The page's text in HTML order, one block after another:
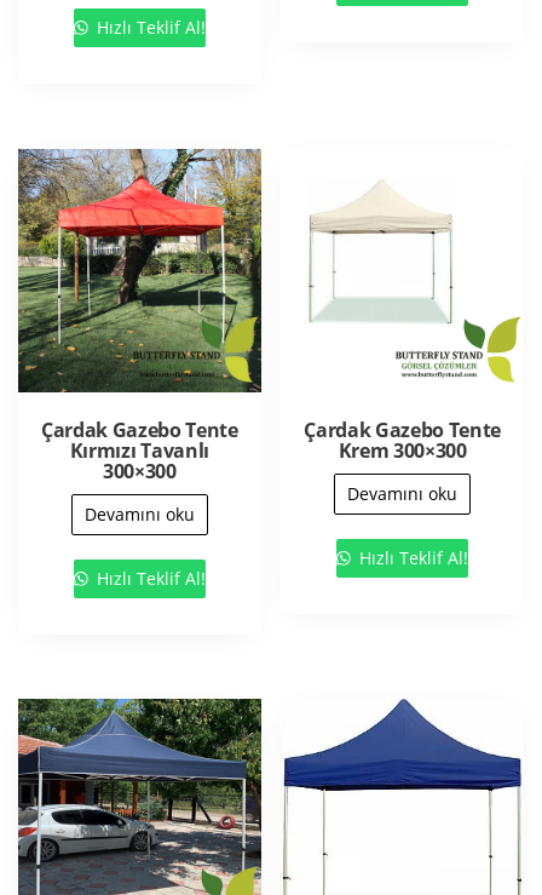
Hızlı Teklif Al!
Çardak Gazebo Tente
Kırmızı Tavanlı
300×300
Devamını oku
Hızlı Teklif Al!
Çardak Gazebo Tente
Krem 300×300
Devamını oku
Hızlı Teklif Al!